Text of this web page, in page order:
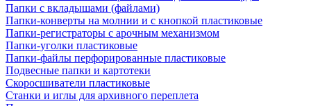
Папки с вкладышами (файлами)
Папки-конверты на молнии и с кнопкой пластиковые
Папки-регистраторы с арочным механизмом
Папки-уголки пластиковые
Папки-файлы перфорированные пластиковые
Подвесные папки и картотеки
Скоросшиватели пластиковые
Станки и иглы для архивного переплета